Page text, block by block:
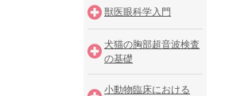
獣医眼科学入門
犬猫の胸部超音波検査
の基礎
小動物臨床における